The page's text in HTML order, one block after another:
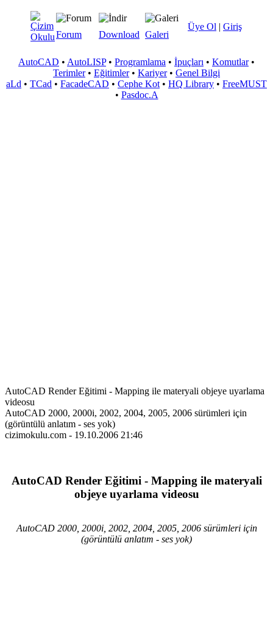
Üye Ol | Giriş
Forum Download Galeri
AutoCAD • AutoLISP• Programlama • İpuçları • Komutlar•
Terimler• Eğitimler• Kariyer• Genel Bilgi
aLd • TCad • FacadeCAD • Cephe Kot • HQ Library • FreeMUST
• Pasdoc.A
AutoCAD Render Eğitimi - Mapping ile materyali objeye uyarlama
videosu
AutoCAD 2000, 2000i, 2002, 2004, 2005, 2006 sürümleri için
(görüntülü anlatım - ses yok)
cizimokulu.com - 19.10.2006 21:46
AutoCAD Render Eğitimi - Mapping ile materyali
objeye uyarlama videosu
AutoCAD 2000, 2000i, 2002, 2004, 2005, 2006 sürümleri için
(görüntülü anlatım - ses yok)